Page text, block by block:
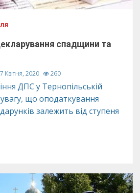
спадщини та
Квітня, 2020 260
ДПС у Тернопільській
увагу, що оподаткування
залежить від ступеня